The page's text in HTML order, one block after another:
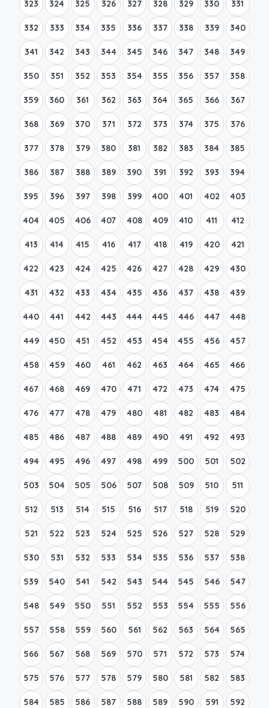
323 324 325 326 327 328 329 330 331
332 333 334 335 336 337 338 339 340
341 342 343 344 345 346 347 348 349
350 351 352 353 354 355 356 357 358
359 360 361 362 363 364 365 366 367
368 369 370 371 372 373 374 375 376
377 378 379 380 381 382 383 384 385
386 387 388 389 390 391 392 393 394
395 396 397 398 399 400 401 402 403
404 405 406 407 408 409 410 411 412
413 414 415 416 417 418 419 420 421
422 423 424 425 426 427 428 429 430
431 432 433 434 435 436 437 438 439
440 441 442 443 444 445 446 447 448
449 450 451 452 453 454 455 456 457
458 459 460 461 462 463 464 465 466
467 468 469 470 471 472 473 474 475
476 477 478 479 480 481 482 483 484
485 486 487 488 489 490 491 492 493
494 495 496 497 498 499 500 501 502
503 504 505 506 507 508 509 510 511
512 513 514 515 516 517 518 519 520
521 522 523 524 525 526 527 528 529
530 531 532 533 534 535 536 537 538
539 540 541 542 543 544 545 546 547
548 549 550 551 552 553 554 555 556
557 558 559 560 561 562 563 564 565
566 567 568 569 570 571 572 573 574
575 576 577 578 579 580 581 582 583
584 585 586 587 588 589 590 591 592